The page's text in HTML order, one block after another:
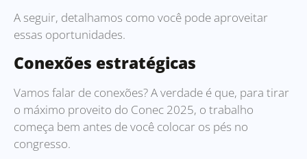
A seguir, detalhamos como você pode aproveitar
essas oportunidades.
Conexões estratégicas
Vamos falar de conexões? A verdade é que, para tirar
o máximo proveito do Conec 2025, o trabalho
começa bem antes de você colocar os pés no
congresso.